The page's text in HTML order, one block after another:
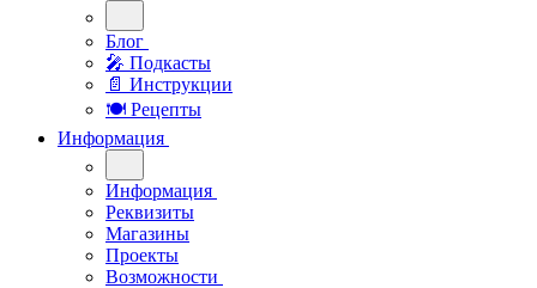
Блог
🎤︎︎ Подкасты
📄 Инструкции
🍽 Рецепты
Информация
Информация
Реквизиты
Магазины
Проекты
Возможности